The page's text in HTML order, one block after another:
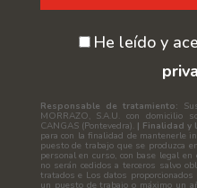
He leído y
Responsable de tratamiento:
MORRAZO, S.A.U. con
CANGAS (Pontevedra). | Finalidad y
para con la finalidad de mantenerle
puesto de trabajo que se produzca
personal en curso, con base legal
no serán cedidos a terceros salvo
tratados e Los datos proporcionados
un puesto de trabajo o máximo un